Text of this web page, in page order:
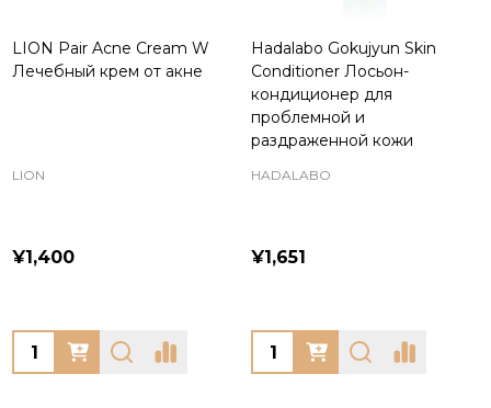
LION Pair Acne Cream W
Лечебный крем от акне
LION
¥1,400
Quantity:
Hadalabo Gokujyun Skin
Conditioner Лосьон-
кондиционер для
проблемной и
раздраженной кожи
HADALABO
¥1,651
Quantity: